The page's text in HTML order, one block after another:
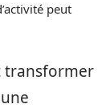
peut
transformer